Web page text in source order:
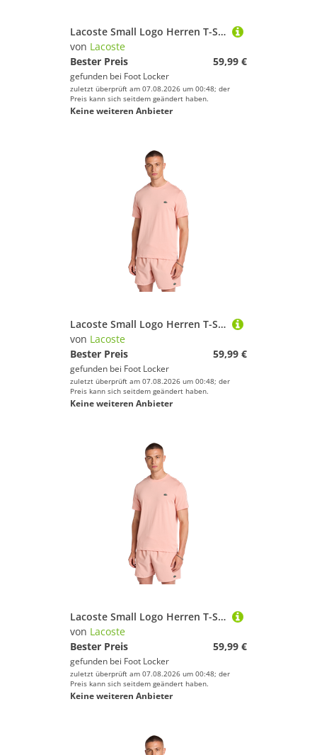
Lacoste Small Logo Herren T-Shirts - Rosa - Größe XS - Poly Jersey
von Lacoste
Bester Preis
59,99 €
gefunden bei Foot Locker
zuletzt überprüft am 07.08.2026 um 00:48; der
Preis kann sich seitdem geändert haben.
Keine weiteren Anbieter
Lacoste Small Logo Herren T-Shirts - Rosa - Größe S - Poly Jersey
von Lacoste
Bester Preis
59,99 €
gefunden bei Foot Locker
zuletzt überprüft am 07.08.2026 um 00:48; der
Preis kann sich seitdem geändert haben.
Keine weiteren Anbieter
Lacoste Small Logo Herren T-Shirts - Rosa - Größe M - Poly Jersey
von Lacoste
Bester Preis
59,99 €
gefunden bei Foot Locker
zuletzt überprüft am 07.08.2026 um 00:48; der
Preis kann sich seitdem geändert haben.
Keine weiteren Anbieter